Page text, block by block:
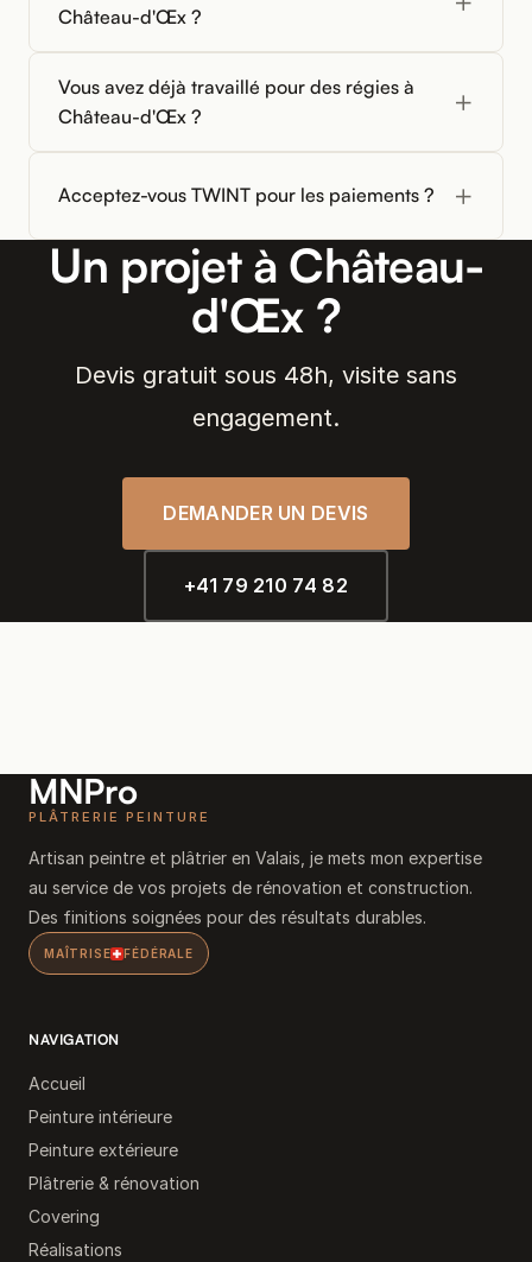
Château-d'Œx ?
Vous avez déjà travaillé pour des régies à
Château-d'Œx ?
Acceptez-vous TWINT pour les paiements ?
Un projet à Château-
d'Œx ?
Devis gratuit sous 48h, visite sans
engagement.
DEMANDER UN DEVIS
+41 79 210 74 82
MNPro
PLÂTRERIE PEINTURE
Artisan peintre et plâtrier en Valais, je mets mon expertise
au service de vos projets de rénovation et construction.
Des finitions soignées pour des résultats durables.
MAÎTRISE FÉDÉRALE
NAVIGATION
Accueil
Peinture intérieure
Peinture extérieure
Plâtrerie & rénovation
Covering
Réalisations